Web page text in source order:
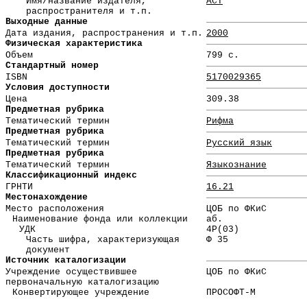
распространителя и т.п.
Выходные данные
Дата издания, распространения и т.п. 2000
Физическая характеристика
Объем
799 с.
Стандартный номер
ISBN
5170029365
Условия доступности
Цена
309.38
Предметная рубрика
Тематический термин
Рифма
Предметная рубрика
Тематический термин
Русский язык
Предметная рубрика
Тематический термин
Языкознание
Классификационный индекс
ГРНТИ
16.21
Местонахождение
Место расположения
ЦОБ по ФКиС
Наименование фонда или коллекции
аб.
УДК
4Р(03)
Часть шифра, характеризующая
документ
Ф 35
Источник каталогизации
Учреждение осуществившее
первоначальную каталогизацию
ЦОБ по ФКиС
Конвертирующее учреждение
ПРОСОФТ-М